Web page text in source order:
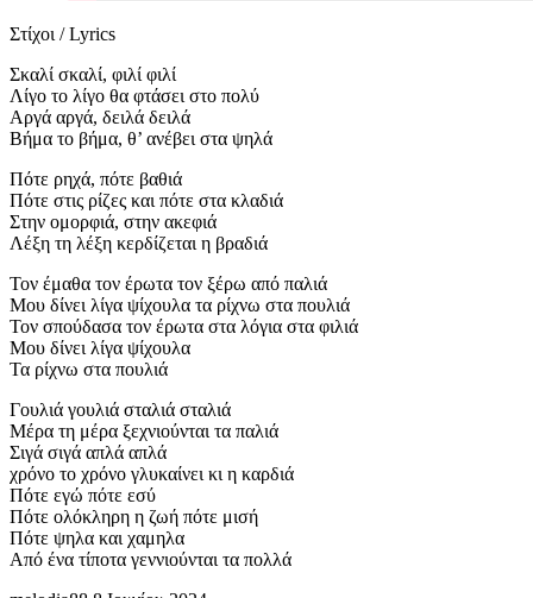
Στίχοι / Lyrics
Σκαλί σκαλί, φιλί φιλί
Λίγο το λίγο θα φτάσει στο πολύ
Αργά αργά, δειλά δειλά
Βήμα το βήμα, θ’ ανέβει στα ψηλά
Πότε ρηχά, πότε βαθιά
Πότε στις ρίζες και πότε στα κλαδιά
Στην ομορφιά, στην ακεφιά
Λέξη τη λέξη κερδίζεται η βραδιά
Τον έμαθα τον έρωτα τον ξέρω από παλιά
Μου δίνει λίγα ψίχουλα τα ρίχνω στα πουλιά
Τον σπούδασα τον έρωτα στα λόγια στα φιλιά
Μου δίνει λίγα ψίχουλα
Τα ρίχνω στα πουλιά
Γουλιά γουλιά σταλιά σταλιά
Μέρα τη μέρα ξεχνιούνται τα παλιά
Σιγά σιγά απλά απλά
χρόνο το χρόνο γλυκαίνει κι η καρδιά
Πότε εγώ πότε εσύ
Πότε ολόκληρη η ζωή πότε μισή
Πότε ψηλα και χαμηλα
Από ένα τίποτα γεννιούνται τα πολλά